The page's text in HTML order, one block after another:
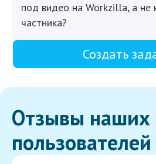
под видео на Workzilla, а не
частника?
Создать
Отзывы наших
пользователей